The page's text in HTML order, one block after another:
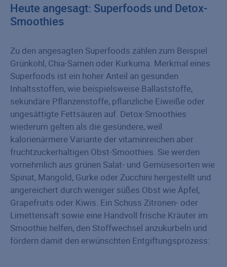
Heute angesagt: Superfoods und Detox-
Smoothies
Zu den angesagten Superfoods zählen zum Beispiel
Grünkohl, Chia-Samen oder Kurkuma. Merkmal eines
Superfoods ist ein hoher Anteil an gesunden
Inhaltsstoffen, wie beispielsweise Ballaststoffe,
sekundäre Pflanzenstoffe, pflanzliche Eiweiße oder
ungesättigte Fettsäuren auf. Detox-Smoothies
wiederum gelten als die gesündere, weil
kalorienärmere Variante der vitaminreichen aber
fruchtzuckerhaltigen Obst-Smoothies. Sie werden
vornehmlich aus grünen Salat- und Gemüsesorten wie
Spinat, Mangold, Gurke oder Zucchini hergestellt und
angereichert durch weniger süßes Obst wie Äpfel,
Grapefruits oder Kiwis. Ein Schuss Zitronen- oder
Limettensaft sowie eine Handvoll frische Kräuter im
Smoothie helfen, den Stoffwechsel anzukurbeln und
fördern damit den erwünschten Entgiftungsprozess: